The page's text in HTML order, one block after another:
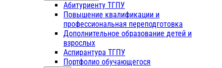
Абитуриенту ТГПУ
Повышение квалификации и
профессиональная переподготовка
Дополнительное образование детей и
взрослых
Аспирантура ТГПУ
Портфолио обучающегося